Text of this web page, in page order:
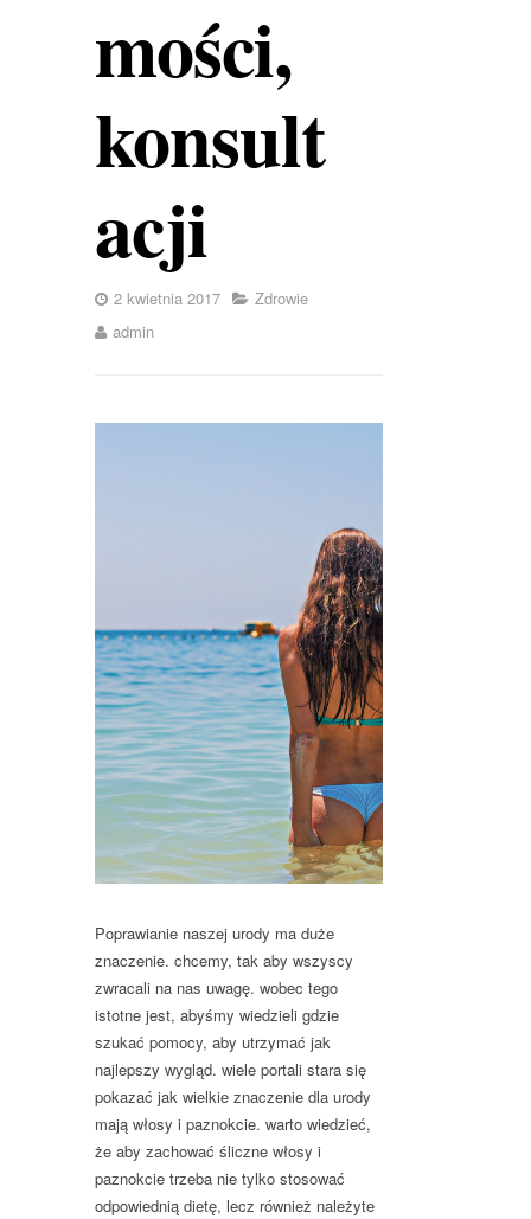
mości,
konsult
acji
2 kwietnia 2017
Zdrowie
admin
Poprawianie naszej urody ma duże
znaczenie. chcemy, tak aby wszyscy
zwracali na nas uwagę. wobec tego
istotne jest, abyśmy wiedzieli gdzie
szukać pomocy, aby utrzymać jak
najlepszy wygląd. wiele portali stara się
pokazać jak wielkie znaczenie dla urody
mają włosy i paznokcie. warto wiedzieć,
że aby zachować śliczne włosy i
paznokcie trzeba nie tylko stosować
odpowiednią dietę, lecz również należyte